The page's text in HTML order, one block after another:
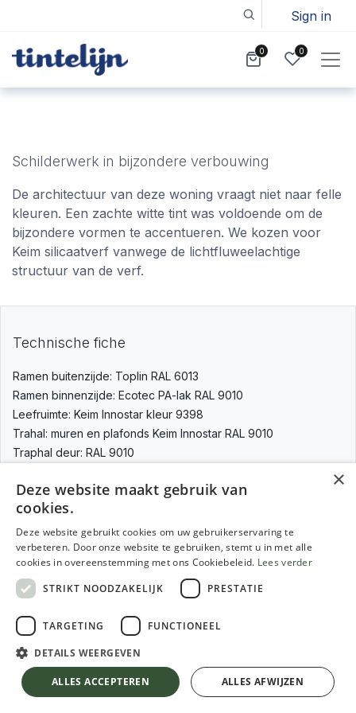
Sign in
0 0
Schilderwerk in bijzondere verbouwing
De architectuur van deze woning vraagt niet naar felle
kleuren. Een zachte witte tint was voldoende om de
bijzondere vormen te accentueren. We kozen voor
Keim silicaatverf vanwege de lichtfluweelachtige
structuur van de verf.
Technische fiche
Ramen buitenzijde: Toplin RAL 6013
Ramen binnenzijde: Ecotec PA-lak RAL 9010
Leefruimte: Keim Innostar kleur 9398
Trahal: muren en plafonds Keim Innostar RAL 9010
Traphal deur: RAL 9010
×
Deze website maakt gebruik van
cookies.
Deze website gebruikt cookies om uw gebruikerservaring te
verbeteren. Door onze website te gebruiken, stemt u in met alle
cookies in overeenstemming met ons Cookiebeleid. Lees verder
STRIKT NOODZAKELIJK
PRESTATIE
TARGETING FUNCTIONEEL
DETAILS WEERGEVEN
ALLES ACCEPTEREN ALLES AFWIJZEN